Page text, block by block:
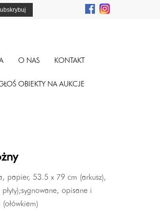
O NAS KONTAKT
OBIEKTY NA AUKCJE
papier, 53.5 x 79 cm (arkusz),
opisane i